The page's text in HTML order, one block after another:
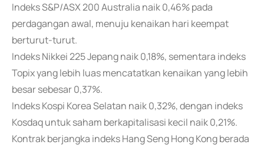
Indeks S&P/ASX 200 Australia naik 0,46% pada
perdagangan awal, menuju kenaikan hari keempat
berturut-turut.
Indeks Nikkei 225 Jepang naik 0,18%, sementara indeks
Topix yang lebih luas mencatatkan kenaikan yang lebih
besar sebesar 0,37%.
Indeks Kospi Korea Selatan naik 0,32%, dengan indeks
Kosdaq untuk saham berkapitalisasi kecil naik 0,21%.
Kontrak berjangka indeks Hang Seng Hong Kong berada